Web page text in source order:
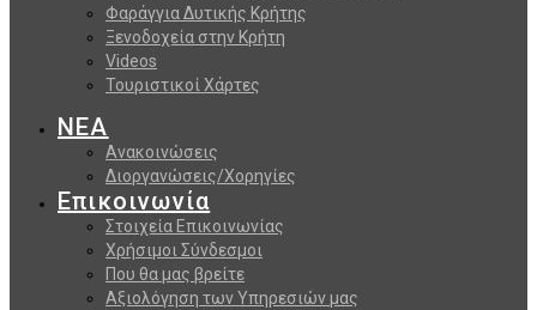
Φαράγγια Δυτικής Κρήτης
Ξενοδοχεία στην Κρήτη
Videos
Τουριστικοί Χάρτες
ΝΕΑ
Ανακοινώσεις
Διοργανώσεις/Χορηγίες
Επικοινωνία
Στοιχεία Επικοινωνίας
Χρήσιμοι Σύνδεσμοι
Που θα μας βρείτε
Αξιολόγηση των Υπηρεσιών μας